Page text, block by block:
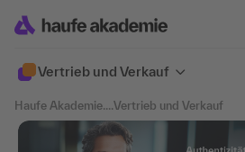
Vertrieb und Verkauf
Haufe Akademie....Vertrieb und Verkauf